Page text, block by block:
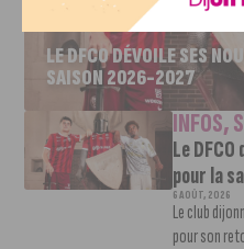
LE DFCO DÉVOILE SES
SAISON 2026-2027
INFOS,
Le
pour la
6 AOÛT, 2026
Le club
pour son